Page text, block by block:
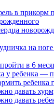
в прикорм
на
в 6
у ребенка —
давать
давать